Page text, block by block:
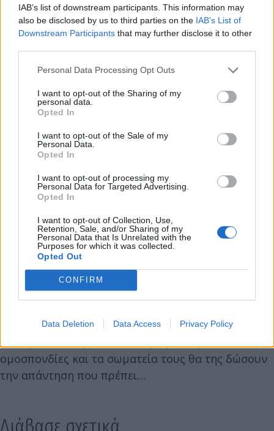
IAB’s list of downstream participants. This information may
also be disclosed by us to third parties on the IAB’s List of
Downstream Participants that may further disclose it to other
Personal Data Processing Opt Outs
I want to opt-out of the Sharing of my
personal data.
Opted In
I want to opt-out of the Sale of my
Personal Data.
Opted In
I want to opt-out of processing my
Personal Data for Targeted Advertising.
Opted In
I want to opt-out of Collection, Use,
Retention, Sale, and/or Sharing of my
Personal Data that Is Unrelated with the
Purposes for which it was collected.
Opted Out
CONFIRM
Data Deletion Data Access Privacy Policy
δικαιώματα των μαθητών τους, όπως κάνουν τώρα
με τη δασκάλα που την θέτουν σε δυνητική αργία
επειδή ζήτησε σχολικό νοσηλευτή για να μπορεί
φανταστεί ο καθένας τι θα γίνει αν περάσουν όλα
αυτά τα αντιδραστικά μέτρα. Σε αυτές τις
στοχεύσεις τα κόμματα του ευρωμονόδρομου
διαδικαστικά θέματα μέσα στη βουλή συμφωνούν
στο κύριο, τους ενώνει η ίδια στρατηγική. Δεν είναι
τυχαίο ότι ο Κώστας Σκανδαλίδης ιστορικό
στέλεχος του ΠΑΣΟΚ, πρώτος πριν λίγες μέρες
άνοιξε το θέμα της άρσης της μονιμότητας για να
πάρει την σκυτάλη μετά ο Πρωθυπουργός. Ούτε
συνεννοημένοι να ήταν ή μήπως ήταν, αν και δεν
έχει καμία σημασία.
που το πάει η κυβέρνηση και τα καλοπληρωμένα
παπαγαλάκια της και συσπειρωμένοι μέσα από τις
ομοσπονδίες και τα σωματεία τους θα της δώσουν
την απάντηση που πρέπει…
Διάβασε σχετικά